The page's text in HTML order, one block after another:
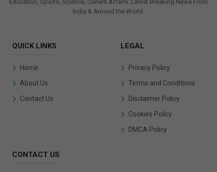
Education, Sports, Science, Current Affairs. Latest Breaking News From
India & Around the World.
QUICK LINKS
Home
About Us
Contact Us
LEGAL
Privacy Policy
Terms and Conditions
Disclaimer Policy
Cookies Policy
DMCA Policy
CONTACT US